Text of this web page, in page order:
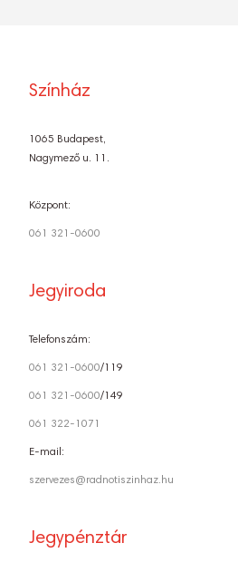
Színház
1065 Budapest,
Nagymező u. 11.
Központ:
061 321-0600
Jegyiroda
Telefonszám:
061 321-0600/119
061 321-0600/149
061 322-1071
E-mail:
szervezes@radnotiszinhaz.hu
Jegypénztár